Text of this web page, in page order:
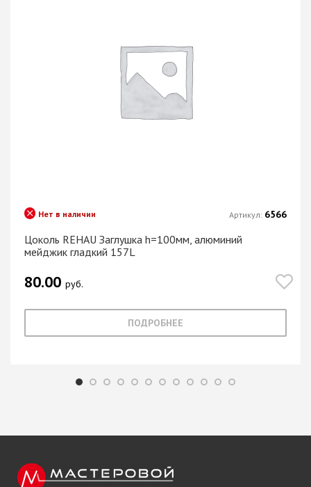
Цоколь REHAU Заглушка h=100мм, алюминий
мейджик гладкий 157L
Нет в наличии
80.00 руб.
ПОДРОБНЕЕ
Артикул: 6566